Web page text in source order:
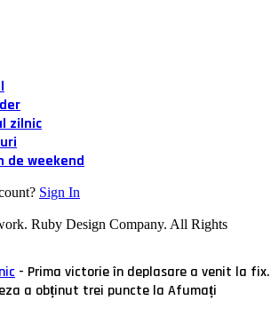
zilnic
de weekend
Sign In
Ruby Design Company. All Rights
- Prima victorie în deplasare a venit la fix.
a obținut trei puncte la Afumați